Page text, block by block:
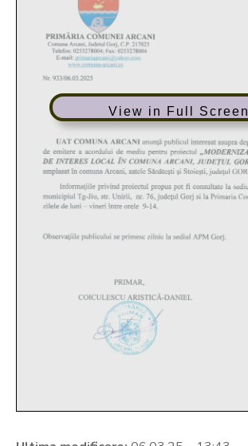
View in Full Screen